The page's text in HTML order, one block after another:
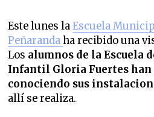
Este lunes laEscuela
Peñarandaha recibido una
Los alumnos de la Escuela
Infantil Gloria Fuertes han
conociendo sus
allí se realiza.